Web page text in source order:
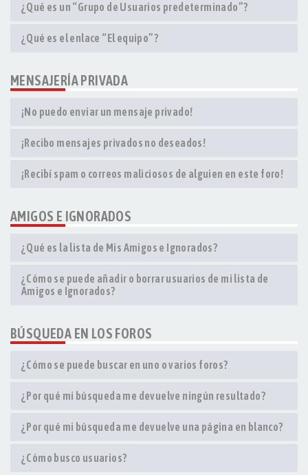
¿Qué es un “Grupo de Usuarios predeterminado”?
¿Qué es el enlace “El equipo”?
MENSAJERÍA PRIVADA
¡No puedo enviar un mensaje privado!
¡Recibo mensajes privados no deseados!
¡Recibí spam o correos maliciosos de alguien en este foro!
AMIGOS E IGNORADOS
¿Qué es la lista de Mis Amigos e Ignorados?
¿Cómo se puede añadir o borrar usuarios de mi lista de
Amigos e Ignorados?
BÚSQUEDA EN LOS FOROS
¿Cómo se puede buscar en uno o varios foros?
¿Por qué mi búsqueda me devuelve ningún resultado?
¿Por qué mi búsqueda me devuelve una página en blanco?
¿Cómo busco usuarios?